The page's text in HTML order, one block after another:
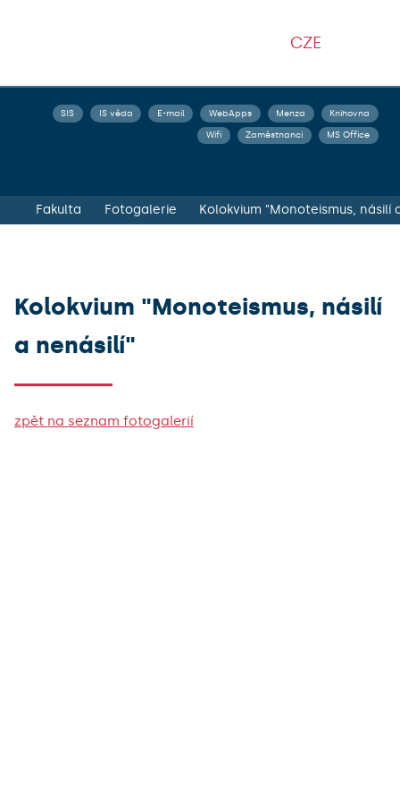
CZE
SIS IS věda E-mail WebApps Menza Knihovna
Wifi Zaměstnanci MS Office
Fakulta Fotogalerie Kolokvium "Monoteismus, násilí
Kolokvium "Monoteismus, násilí
a nenásilí"
zpět na seznam fotogalerií